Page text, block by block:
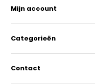
Mijn account
Categorieën
Contact